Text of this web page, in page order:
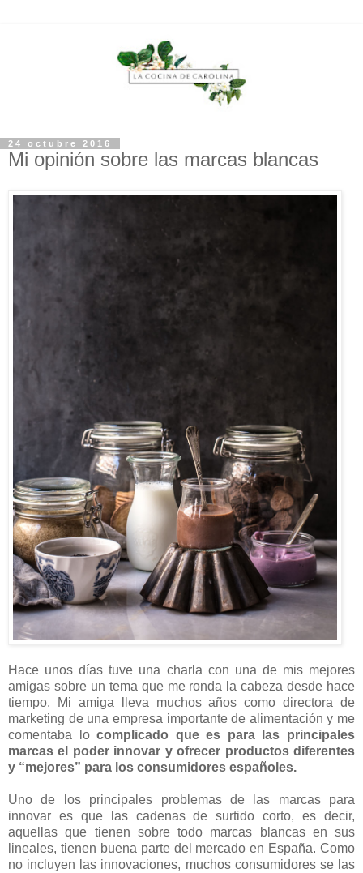
24 octubre 2016
Mi opinión sobre las marcas blancas
Hace unos días tuve una charla con una de mis mejores
amigas sobre un tema que me ronda la cabeza desde hace
tiempo. Mi amiga lleva muchos años como directora de
marketing de una empresa importante de alimentación y me
comentaba locomplicado que es para las principales
marcas el poder innovar y ofrecer productos diferentes
y “mejores” para los consumidores españoles.
Uno de los principales problemas de las marcas para
innovar es que las cadenas de surtido corto, es decir,
aquellas que tienen sobre todo marcas blancas en sus
lineales, tienen buena parte del mercado en España. Como
no incluyen las innovaciones, muchos consumidores se las